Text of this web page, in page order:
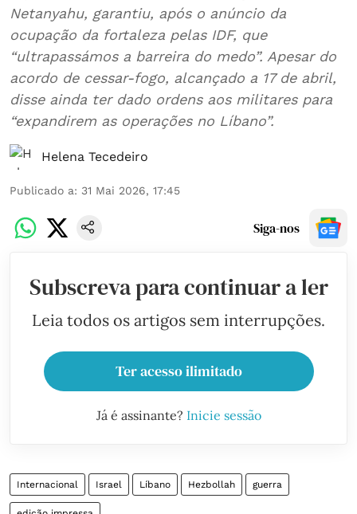
Netanyahu, garantiu, após o anúncio da
ocupação da fortaleza pelas IDF, que
“ultrapassámos a barreira do medo”. Apesar do
acordo de cessar-fogo, alcançado a 17 de abril,
disse ainda ter dado ordens aos militares para
“expandirem as operações no Líbano”.
Helena Tecedeiro
Publicado a: 31 Mai 2026, 17:45
Siga-nos
Subscreva para continuar a ler
Leia todos os artigos sem interrupções.
Ter acesso ilimitado
Já é assinante? Inicie sessão
Internacional Israel Líbano Hezbollah guerra